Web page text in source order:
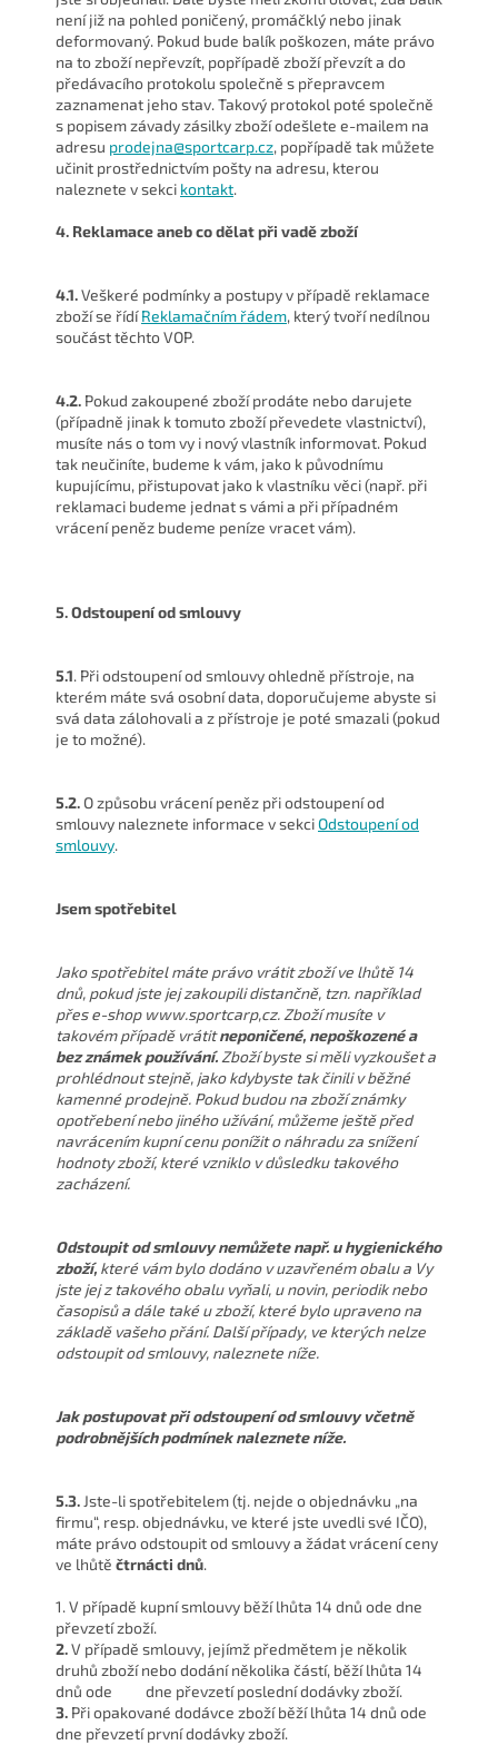
není již na pohled poničený, promáčklý nebo jinak
deformovaný. Pokud bude balík poškozen, máte právo
na to zboží nepřevzít, popřípadě zboží převzít a do
předávacího protokolu společně s přepravcem
zaznamenat jeho stav. Takový protokol poté společně
s popisem závady zásilky zboží odešlete e-mailem na
adresu prodejna@sportcarp.cz, popřípadě tak můžete
učinit prostřednictvím pošty na adresu, kterou
naleznete v sekci kontakt.
4. Reklamace aneb co dělat při vadě zboží
4.1.Veškeré podmínky a postupy v případě reklamace
zboží se řídíReklamačním řádem, který tvoří nedílnou
součást těchto VOP.
4.2. Pokud zakoupené zboží prodáte nebo darujete
(případně jinak k tomuto zboží převedete vlastnictví),
musíte nás o tom vy i nový vlastník informovat. Pokud
tak neučiníte, budeme k vám, jako k původnímu
kupujícímu, přistupovat jako k vlastníku věci (např. při
reklamaci budeme jednat s vámi a při případném
vrácení peněz budeme peníze vracet vám).
5. Odstoupení od smlouvy
5.1. Při odstoupení od smlouvy ohledně přístroje, na
kterém máte svá osobní data, doporučujeme abyste si
svá data zálohovali a z přístroje je poté smazali (pokud
je to možné).
5.2. O způsobu vrácení peněz při odstoupení od
smlouvy naleznete informace v sekciOdstoupení od
smlouvy.
Jsem spotřebitel
Jako spotřebitel máte právo vrátit zboží ve lhůtě 14
dnů, pokud jste jej zakoupili distančně, tzn. například
přes e-shop www.sportcarp,cz. Zboží musíte v
takovém případě vrátitneponičené, nepoškozené a
bez známek používání. Zboží byste si měli vyzkoušet a
prohlédnout stejně, jako kdybyste tak činili v běžné
kamenné prodejně. Pokud budou na zboží známky
opotřebení nebo jiného užívání, můžeme ještě před
navrácením kupní cenu ponížit o náhradu za snížení
hodnoty zboží, které vzniklo v důsledku takového
zacházení.
Odstoupit od smlouvy nemůžete např. u hygienického
zboží, které vám bylo dodáno v uzavřeném obalu a Vy
jste jej z takového obalu vyňali, u novin, periodik nebo
časopisů a dále také u zboží, které bylo upraveno na
základě vašeho přání. Další případy, ve kterých nelze
odstoupit od smlouvy, naleznete níže.
Jak postupovat při odstoupení od smlouvy včetně
podrobnějších podmínek naleznete níže.
5.3. Jste-li spotřebitelem (tj. nejde o objednávku „na
firmu“, resp. objednávku, ve které jste uvedli své IČO),
máte právo odstoupit od smlouvy a žádat vrácení ceny
ve lhůtě čtrnácti dnů.
1. V případě kupní smlouvy běží lhůta 14 dnů ode dne
převzetí zboží.
2.V případě smlouvy, jejímž předmětem je několik
druhů zboží nebo dodání několika částí, běží lhůta 14
dnů ode dne převzetí poslední dodávky zboží.
3. Při opakované dodávce zboží běží lhůta 14 dnů ode
dne převzetí první dodávky zboží.